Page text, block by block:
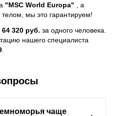
"MSC World Europa"
, a
мы это гарантируем!
64 320 руб. за одного человека.
нашего специалиста
чаще